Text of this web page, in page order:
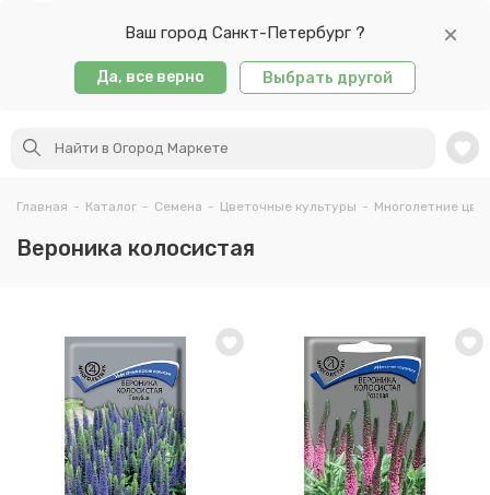
Ваш город Санкт-Петербург ?
Да, все верно Выбрать другой
Главная - Каталог - Семена - Цветочные культуры - Многолетние
Вероника колосистая